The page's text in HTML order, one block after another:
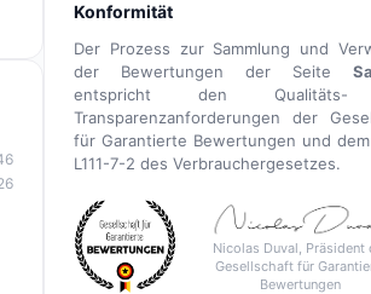
Konformität
Der Prozess zur Sammlung und
der Bewertungen der Seite
entspricht den
Transparenzanforderungen der
für Garantierte Bewertungen und
L111-7-2 des Verbrauchergesetzes.
Nicolas Duval, Präsident
Gesellschaft für
Bewertungen